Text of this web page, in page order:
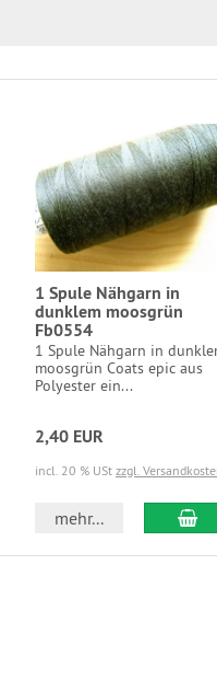
1 Spule Nähgarn in
dunklem moosgrün
Fb0554
1 Spule Nähgarn in
moosgrün Coats epic aus
Polyester ein...
2,40 EUR
incl. 20 % USt zzgl.
mehr... In